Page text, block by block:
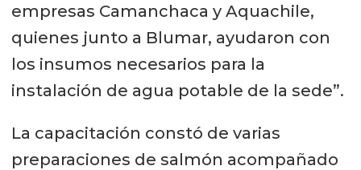
empresas Camanchaca y Aquachile,
quienes junto a Blumar, ayudaron con
los insumos necesarios para la
instalación de agua potable de la sede”.
La capacitación constó de varias
preparaciones de salmón acompañado